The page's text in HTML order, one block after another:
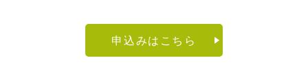
申込みはこちら